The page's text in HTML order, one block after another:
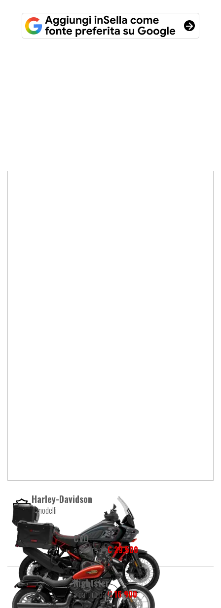
Harley-Davidson
7 modelli
CVO
a partire da€ 29.500
Nightster
a partire da€ 16.900